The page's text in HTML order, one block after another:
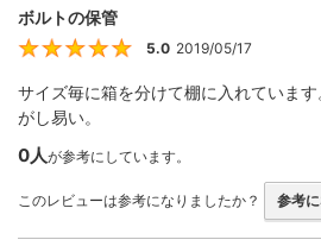
ボルトの保管
5.0 2019/05/17
サイズ毎に箱を分けて棚に入れていま
がし易い。
0人が参考にしています。
このレビューは参考になりましたか？ 参考